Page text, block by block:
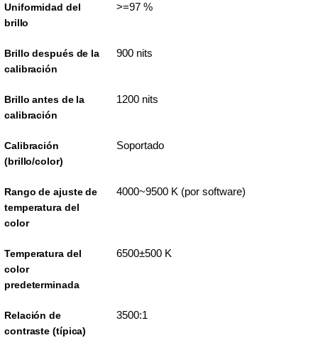
Uniformidad del
brillo
>=97 %
Brillo después de la
calibración
900 nits
Brillo antes de la
calibración
1200 nits
Calibración
(brillo/color)
Soportado
Rango de ajuste de
temperatura del
color
4000~9500 K (por software)
Temperatura del
color
predeterminada
6500±500 K
Relación de
contraste (típica)
3500:1